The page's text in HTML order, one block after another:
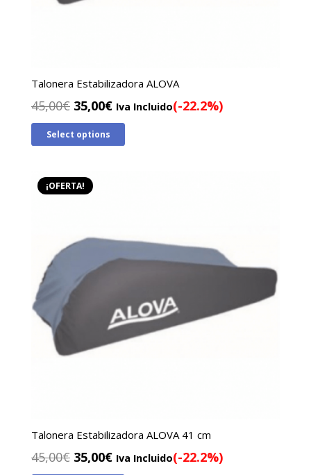
Talonera Estabilizadora ALOVA
45,00€ El
precio
original
45,00€.
35,00€El
precio
actual
Iva Incluido(-22.2%)
Select options
¡OFERTA!
Talonera Estabilizadora ALOVA 41 cm
45,00€ El
35,00€ElIva Incluido(-22.2%)